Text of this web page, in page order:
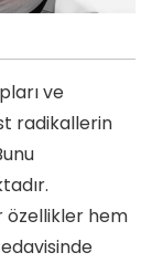
ve
radikallerin
hem